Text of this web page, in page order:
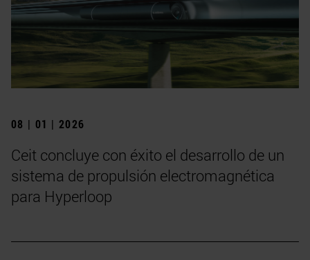
08 | 01 | 2026
Ceit concluye con éxito el desarrollo de un
sistema de propulsión electromagnética
para Hyperloop